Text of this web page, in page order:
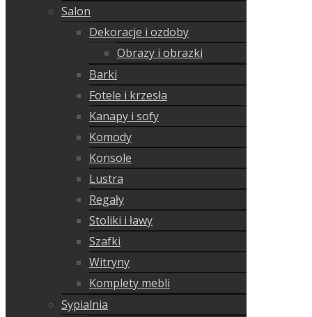
Salon
Dekoracje i ozdoby
Obrazy i obrazki
Barki
Fotele i krzesła
Kanapy i sofy
Komody
Konsole
Lustra
Regały
Stoliki i ławy
Szafki
Witryny
Komplety mebli
Sypialnia